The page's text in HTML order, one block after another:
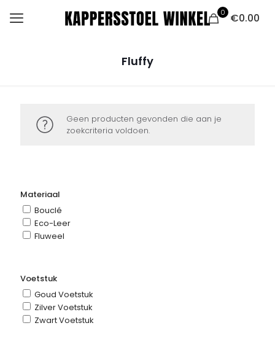
0 €0.00
Fluffy
Geen producten gevonden die aan je
zoekcriteria voldoen.
Materiaal
Bouclé
Eco-Leer
Fluweel
Voetstuk
Goud Voetstuk
Zilver Voetstuk
Zwart Voetstuk